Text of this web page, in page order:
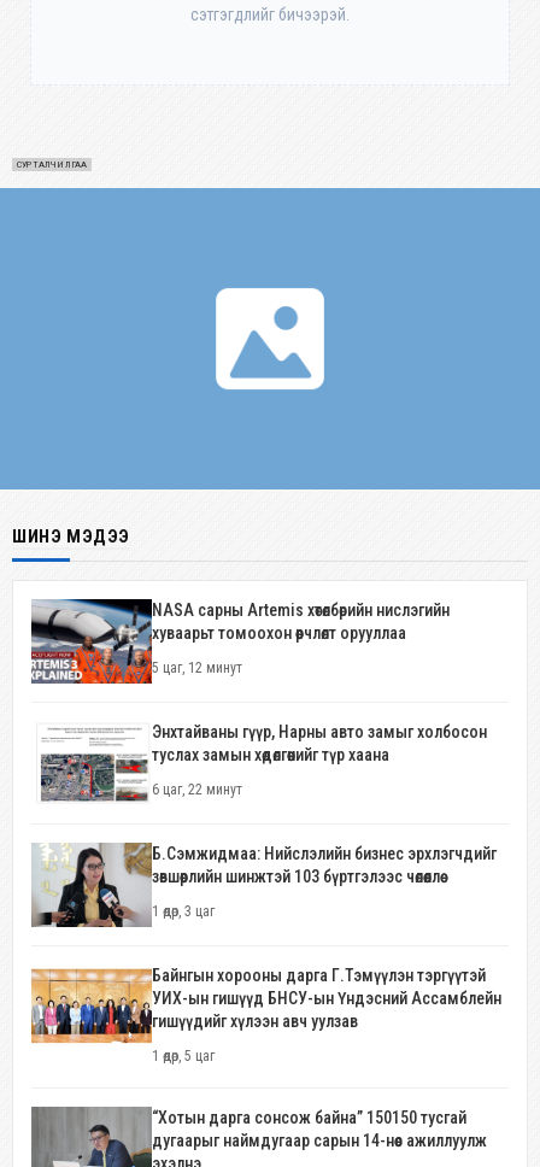
сэтгэгдлийг бичээрэй.
СУРТАЛЧИЛГАА
ШИНЭ МЭДЭЭ
NASA сарны Artemis хөтөлбөрийн нислэгийн
хуваарьт томоохон өөрчлөлт орууллаа
5 цаг, 12 минут
Энхтайваны гүүр, Нарны авто замыг холбосон
туслах замын хөдөлгөөнийг түр хаана
6 цаг, 22 минут
Б.Сэмжидмаа: Нийслэлийн бизнес эрхлэгчдийг
зөвшөөрлийн шинжтэй 103 бүртгэлээс чөлөөллөө
1 өдөр, 3 цаг
Байнгын хорооны дарга Г.Тэмүүлэн тэргүүтэй
УИХ-ын гишүүд БНСУ-ын Үндэсний Ассамблейн
гишүүдийг хүлээн авч уулзав
1 өдөр, 5 цаг
“Хотын дарга сонсож байна” 150150 тусгай
дугаарыг наймдугаар сарын 14-нөөс ажиллуулж